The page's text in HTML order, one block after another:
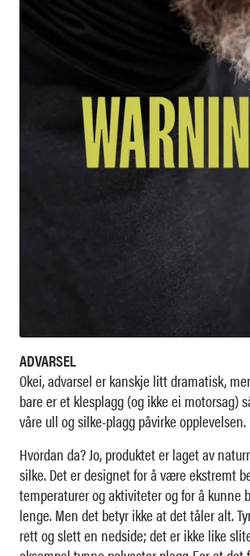
ADVARSEL
Okei, advarsel er kanskje litt dramatisk,
bare er et klesplagg (og ikke ei motorsag)
våre ull og silke-plagg påvirke opplevelsen.
Hvordan da? Jo, produktet er laget av
silke. Det er designet for å være ekstremt
temperaturer og aktiviteter og for å kunne
lenge. Men det betyr ikke at det tåler alt.
rett og slett en nedside; det er ikke like